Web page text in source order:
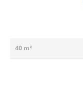
40 m²